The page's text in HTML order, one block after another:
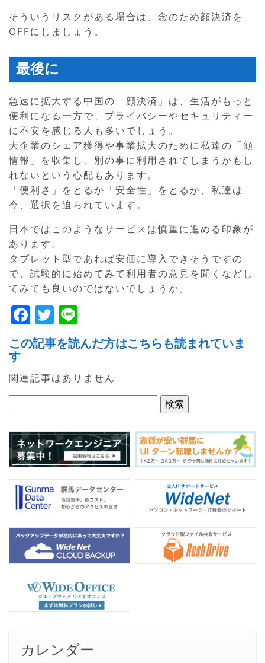
そういうリスクがある場合は、念のため顔決済を
OFFにしましょう。
最後に
急速に拡大する中国の「顔決済」は、生活がもっと
便利になる一方で、プライバシーやセキュリティー
に不安を感じる人も多いでしょう。
大企業のシェア獲得や事業拡大のために私達の「顔
情報」を収集し、別の事に利用されてしまうかもし
れないという心配もあります。
「便利さ」をとるか「安全性」をとるか、私達は
今、選択を迫られています。
日本ではこのようなサービスは慎重に進める印象が
あります。
タブレット型であれば安価に導入できそうですの
で、試験的に始めてみて利用者の意見を聞くなどし
てみても良いのではないでしょうか。
F
a
c
e
b
o
o
k
T
w
itt
er
n
e
この記事を読んだ方はこちらも読まれていま
す
関連記事はありません
カレンダー